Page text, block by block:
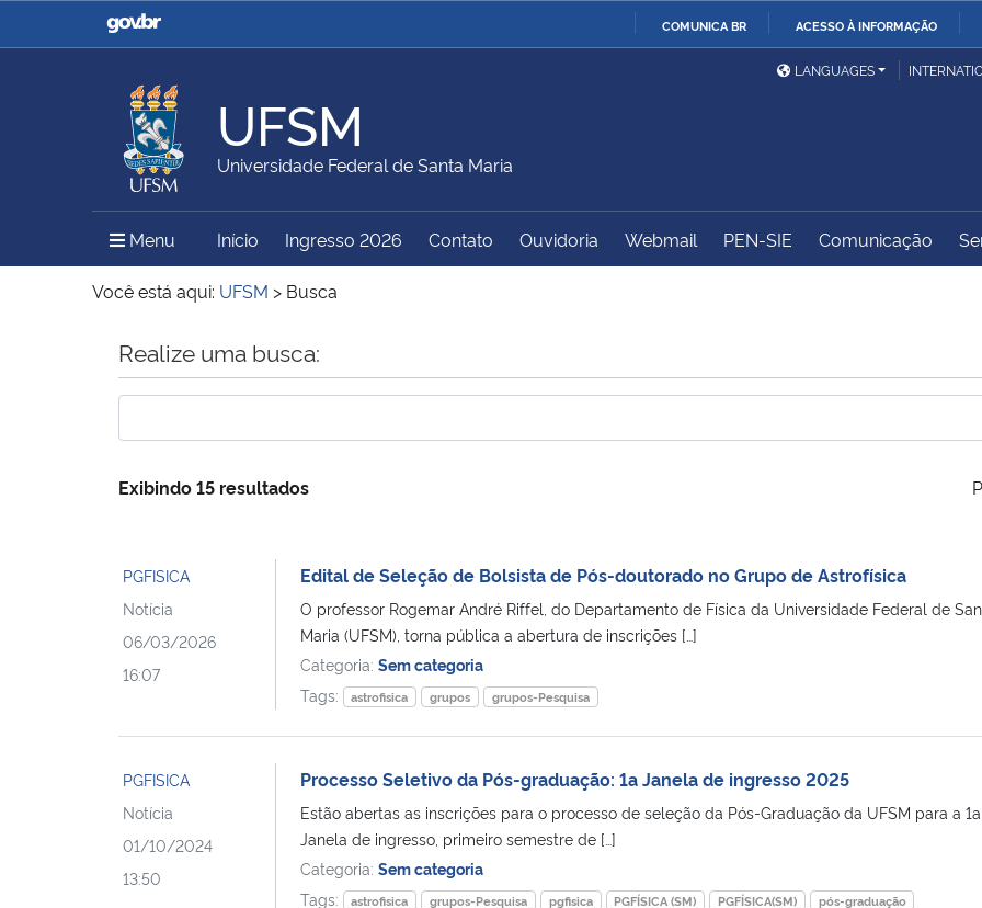
COMUNICA BR ACESSO À INFORMAÇÃO
Casa Civil
Ministério da Justiça e
Ministério da Defesa
Ministério das Relações
Exteriores
Ministério da Agricultura,
Pecuária e Abastecimento
Ministério da Educação
Ministério do Meio Ambiente Ministério do Turismo
Ministério do
Controladoria-Geral da
LANGUAGES
UFSM
Universidade Federal de Santa Maria
Menu Menu Principal do Sítio
Início Ingresso 2026 Contato Ouvidoria Webmail PEN-SIE Comunicação
Você está aqui: UFSM > Busca
Início do conteúdo
Realize uma busca:
Exibindo 15 resultados
PGFISICA
Notícia
06/03/2026
16:07
Edital de Seleção de Bolsista de Pós-doutorado no Grupo de Astrofísica
O professor Rogemar André Riffel, do Departamento de Física da Universidade Federal de
Maria (UFSM), torna pública a abertura de inscrições […]
Categoria: Sem categoria
Tags:
astrofisica grupos grupos-Pesquisa
PGFISICA
Notícia
01/10/2024
13:50
Processo Seletivo da Pós-graduação: 1a Janela de ingresso 2025
Estão abertas as inscrições para o processo de seleção da Pós-Graduação da UFSM para a 1a
Janela de ingresso, primeiro semestre de […]
Categoria: Sem categoria
Tags:
astrofisica grupos-Pesquisa pgfisica PGFÍSICA (SM) PGFÍSICA(SM) pós-graduação